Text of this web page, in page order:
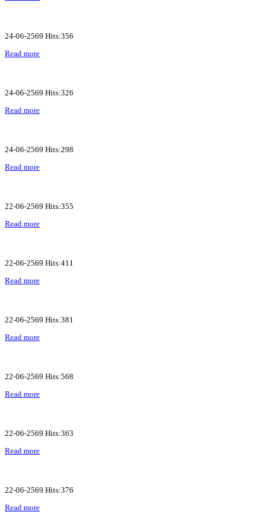
24-06-2569 Hits:356
Read more
24-06-2569 Hits:326
Read more
24-06-2569 Hits:298
Read more
22-06-2569 Hits:355
Read more
22-06-2569 Hits:411
Read more
22-06-2569 Hits:381
Read more
22-06-2569 Hits:568
Read more
22-06-2569 Hits:363
Read more
22-06-2569 Hits:376
Read more